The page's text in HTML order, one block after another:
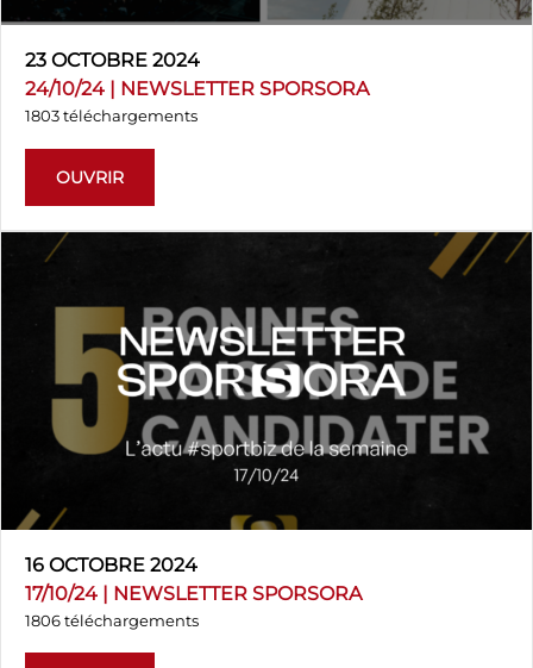
23 OCTOBRE 2024
24/10/24 | NEWSLETTER SPORSORA
1803 téléchargements
OUVRIR
16 OCTOBRE 2024
17/10/24 | NEWSLETTER SPORSORA
1806 téléchargements